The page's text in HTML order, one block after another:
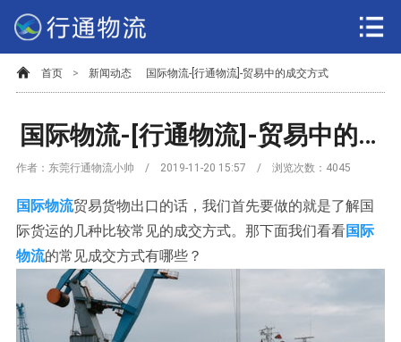
首页 > 新闻动态 国际物流-[行通物流]-贸易中的成交方式
国际物流-[行通物流]-贸易中的成交方式
作者：东莞行通物流小帅 / 2019-11-20 15:57 / 浏览次数： 4045
国际物流贸易货物出口的话，我们首先要做的就是了解国
际货运的几种比较常见的成交方式。那下面我们看看国际
物流的常见成交方式有哪些？